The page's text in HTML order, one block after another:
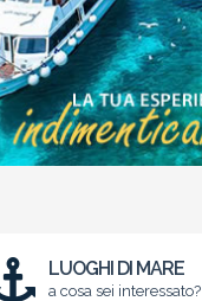
LUOGHI DI MARE
a cosa sei interessato?